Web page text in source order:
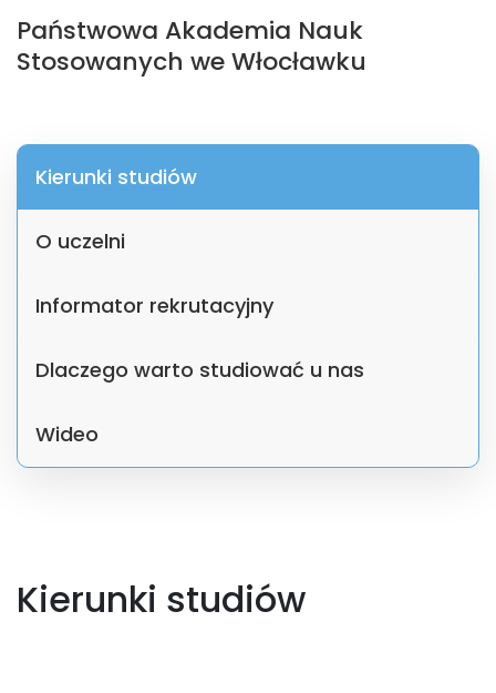
Państwowa Akademia Nauk
Stosowanych we Włocławku
Kierunki studiów
O uczelni
Informator rekrutacyjny
Dlaczego warto studiować u nas
Wideo
Kierunki studiów